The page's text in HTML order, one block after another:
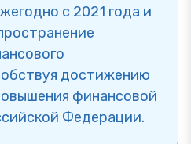
с 2021 года и
достижению
финансовой
Федерации.